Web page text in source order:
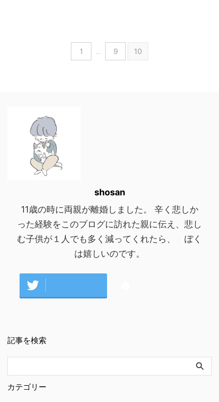
1 … 9 10
shosan
11歳の時に両親が離婚しました。 辛く悲しか
った経験をこのブログに訪れた親に伝え、悲し
む子供が１人でも多く減ってくれたら、 ぼく
は嬉しいのです。
記事を検索
カテゴリー